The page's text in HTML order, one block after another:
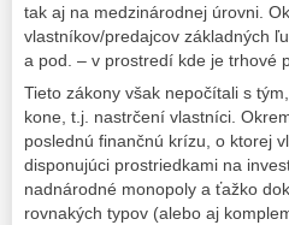
tak aj na medzinárodnej úrovni.
vlastníkov/predajcov základných
a pod. – v prostredí kde je trhové
Tieto zákony však nepočítali s
kone, t.j. nastrčení vlastníci.
poslednú finančnú krízu, o ktorej
disponujúci prostriedkami na
nadnárodné monopoly a ťažko
rovnakých typov (alebo aj